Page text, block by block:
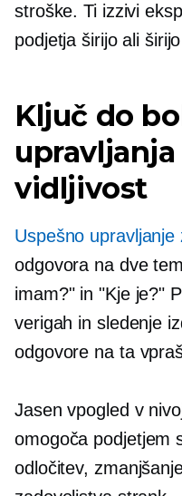
stroške. Ti izzivi
podjetja širijo ali
Ključ do
upravljanja
vidljivost
Uspešno upravljanje
odgovora na dve
imam?" in "Kje je?"
verigah in sledenje
odgovore na ta
Jasen vpogled v
omogoča podjetjem
odločitev,